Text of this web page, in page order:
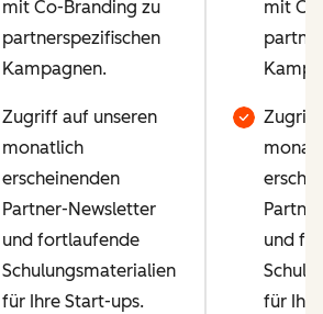
mit Co-Branding zu
partnerspezifischen
Kampagnen.
Zugriff auf unseren
monatlich
erscheinenden
Partner-Newsletter
und fortlaufende
Schulungsmaterialien
für Ihre Start-ups.
mit
Zugriff
und
für